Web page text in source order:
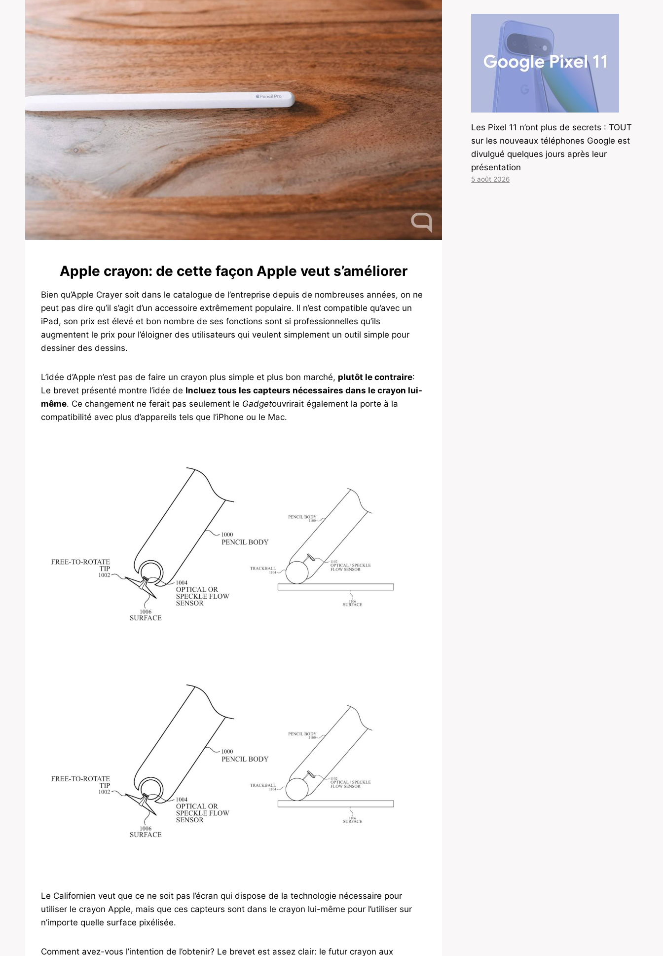
Apple crayon: de cette façon Apple veut s’améliorer
Bien qu’Apple Crayer soit dans le catalogue de l’entreprise depuis de nombreuses années, on ne
peut pas dire qu’il s’agit d’un accessoire extrêmement populaire. Il n’est compatible qu’avec un
iPad, son prix est élevé et bon nombre de ses fonctions sont si professionnelles qu’ils
augmentent le prix pour l’éloigner des utilisateurs qui veulent simplement un outil simple pour
dessiner des dessins.
L’idée d’Apple n’est pas de faire un crayon plus simple et plus bon marché, plutôt le contraire:
Le brevet présenté montre l’idée de Incluez tous les capteurs nécessaires dans le crayon lui-
même. Ce changement ne ferait pas seulement le Gadgetouvrirait également la porte à la
compatibilité avec plus d’appareils tels que l’iPhone ou le Mac.
Le Californien veut que ce ne soit pas l’écran qui dispose de la technologie nécessaire pour
utiliser le crayon Apple, mais que ces capteurs sont dans le crayon lui-même pour l’utiliser sur
n’importe quelle surface pixélisée.
Comment avez-vous l’intention de l’obtenir? Le brevet est assez clair: le futur crayon aux
Les Pixel 11 n’ont plus de secrets : TOUT
sur les nouveaux téléphones Google est
divulgué quelques jours après leur
présentation
5 août 2026